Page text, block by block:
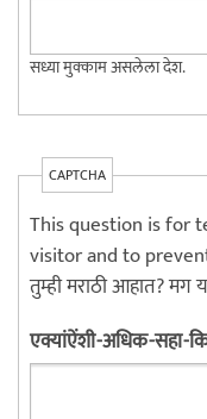
सध्या मुक्काम असलेला देश.
CAPTCHA
This question is for
visitor and to
तुम्ही मराठी आहात? मग
एक्यांऐंशी-अधिक-सहा-